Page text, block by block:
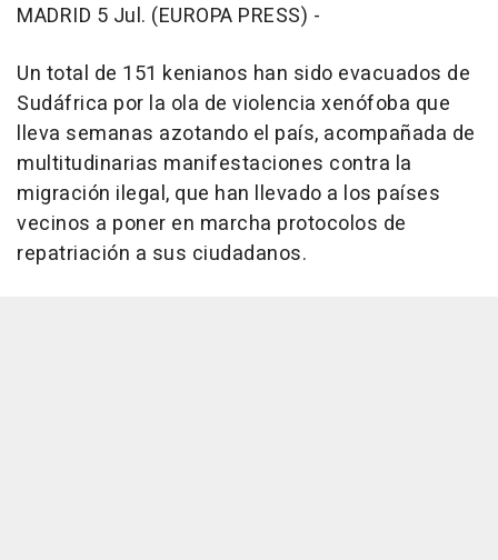
MADRID 5 Jul. (EUROPA PRESS) -
Un total de 151 kenianos han sido evacuados de
Sudáfrica por la ola de violencia xenófoba que
lleva semanas azotando el país, acompañada de
multitudinarias manifestaciones contra la
migración ilegal, que han llevado a los países
vecinos a poner en marcha protocolos de
repatriación a sus ciudadanos.